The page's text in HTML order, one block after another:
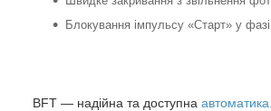
Блокування імпульсу «Старт» у фазі
BFT — надійна та доступна